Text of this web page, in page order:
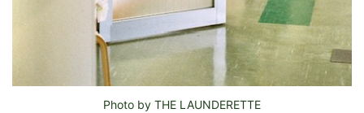
Photo by THE LAUNDERETTE